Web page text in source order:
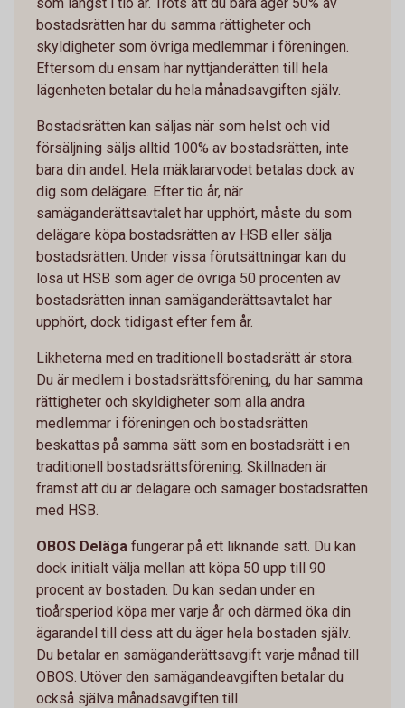
bostadsrätten har du samma rättigheter och
skyldigheter som övriga medlemmar i föreningen.
Eftersom du ensam har nyttjanderätten till hela
lägenheten betalar du hela månadsavgiften själv.
Bostadsrätten kan säljas när som helst och vid
försäljning säljs alltid 100% av bostadsrätten, inte
bara din andel. Hela mäklararvodet betalas dock av
dig som delägare. Efter tio år, när
samäganderättsavtalet har upphört, måste du som
delägare köpa bostadsrätten av HSB eller sälja
bostadsrätten. Under vissa förutsättningar kan du
lösa ut HSB som äger de övriga 50 procenten av
bostadsrätten innan samäganderättsavtalet har
upphört, dock tidigast efter fem år.
Likheterna med en traditionell bostadsrätt är stora.
Du är medlem i bostadsrättsförening, du har samma
rättigheter och skyldigheter som alla andra
medlemmar i föreningen och bostadsrätten
beskattas på samma sätt som en bostadsrätt i en
traditionell bostadsrättsförening. Skillnaden är
främst att du är delägare och samäger bostadsrätten
med HSB.
OBOS Deläga fungerar på ett liknande sätt. Du kan
dock initialt välja mellan att köpa 50 upp till 90
procent av bostaden. Du kan sedan under en
tioårsperiod köpa mer varje år och därmed öka din
ägarandel till dess att du äger hela bostaden själv.
Du betalar en samäganderättsavgift varje månad till
OBOS. Utöver den samägandeavgiften betalar du
också själva månadsavgiften till